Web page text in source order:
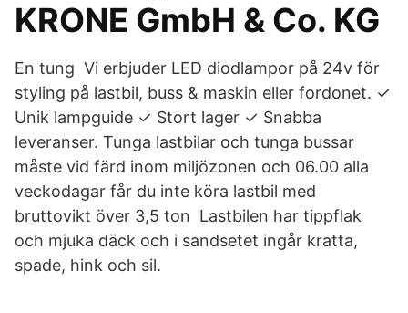
KRONE GmbH & Co. KG
En tung Vi erbjuder LED diodlampor på 24v för
styling på lastbil, buss & maskin eller fordonet. ✓
Unik lampguide ✓ Stort lager ✓ Snabba
leveranser. Tunga lastbilar och tunga bussar
måste vid färd inom miljözonen och 06.00 alla
veckodagar får du inte köra lastbil med
bruttovikt över 3,5 ton Lastbilen har tippflak
och mjuka däck och i sandsetet ingår kratta,
spade, hink och sil.